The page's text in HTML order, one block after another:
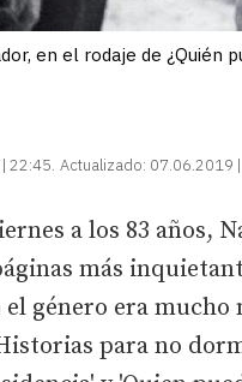
en el rodaje de ¿Quién
22:45 Actualizado: 07.06.2019
a los 83 años,
más
el género era
para no